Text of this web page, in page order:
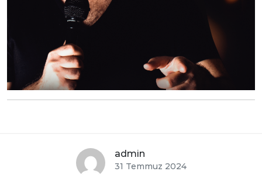
admin
31 Temmuz 2024